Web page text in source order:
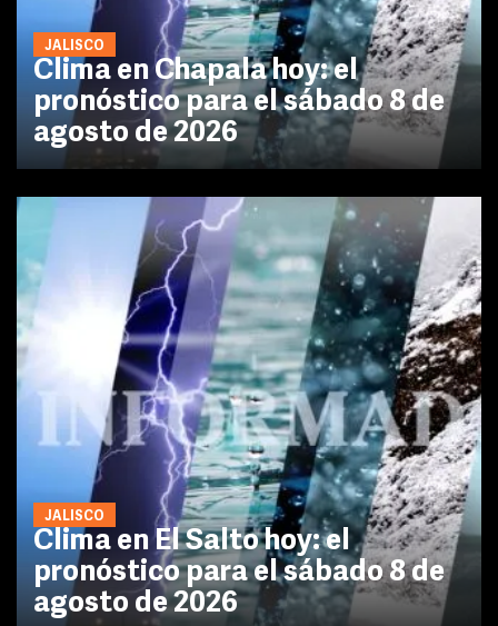
JALISCO
Clima en Chapala hoy: el
pronóstico para el sábado 8 de
agosto de 2026
JALISCO
Clima en El Salto hoy: el
pronóstico para el sábado 8 de
agosto de 2026